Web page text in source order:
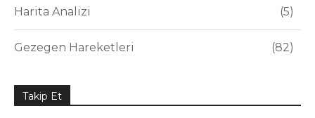
Harita Analizi 5
Gezegen Hareketleri 82
Takip Et